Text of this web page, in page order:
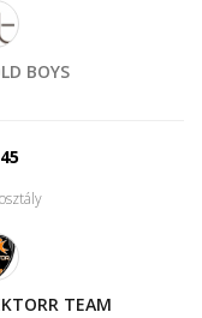
BOYS
TEAM